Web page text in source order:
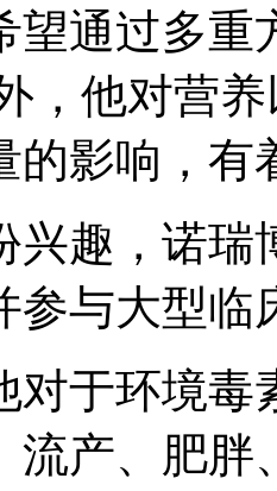
望通过多
，他对营
的影响，有
趣，诺瑞
参与大型临
于环境毒
流产、肥